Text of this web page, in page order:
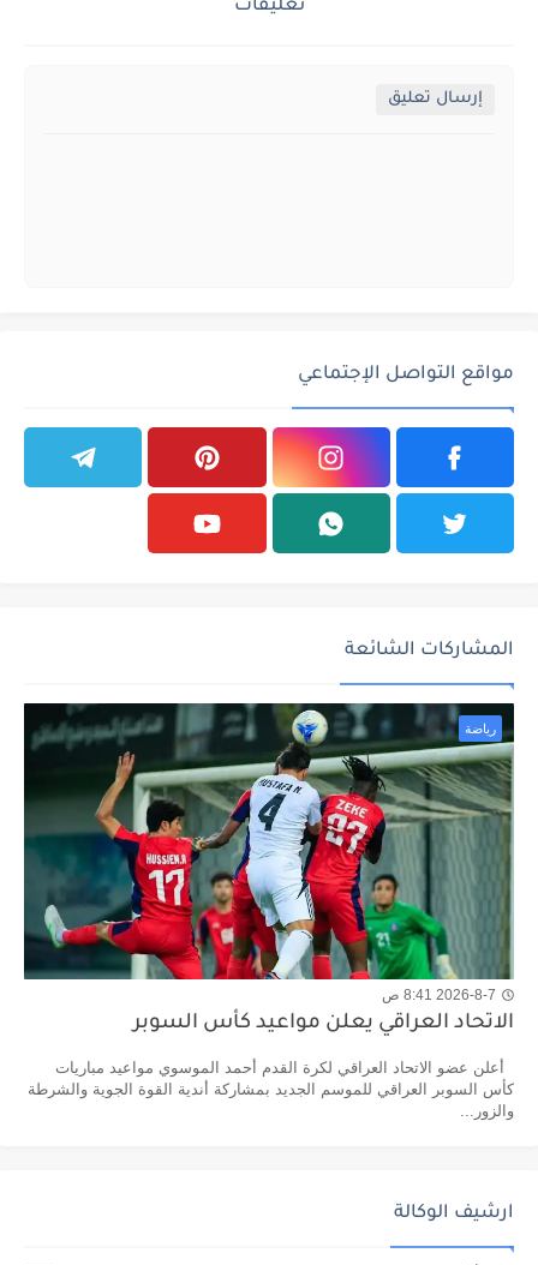
تعليقات
إرسال تعليق
مواقع التواصل الإجتماعي
المشاركات الشائعة
رياضة
2026-8-7 8:41 ص
الاتحاد العراقي يعلن مواعيد كأس السوبر
أعلن عضو الاتحاد العراقي لكرة القدم أحمد الموسوي مواعيد مباريات
كأس السوبر العراقي للموسم الجديد بمشاركة أندية القوة الجوية والشرطة
والزور...
ارشيف الوكالة